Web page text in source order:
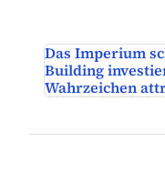
Das Imperium
Building
Wahrzeichen